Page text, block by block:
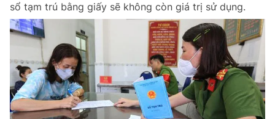
Đọc Thanh Niên trên điện thoại
sổ tạm trú bằng giấy sẽ không còn giá trị sử dụng.